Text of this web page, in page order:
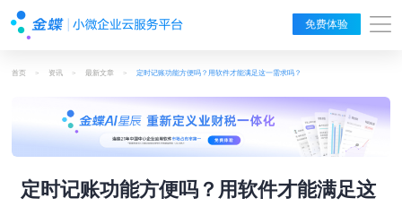
免费体验
首页 > 资讯 > 最新文章 > 定时记账功能方便吗？用软件才能满足这一需求吗？
定时记账功能方便吗？用软件才能满足这